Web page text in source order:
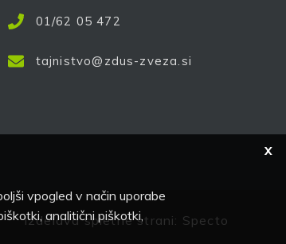
01/62 05 472
tajnistvo@zdus-zveza.si
Izdelava spletne strani: Specto
X
vpogled v način uporabe
analitični piškotki,